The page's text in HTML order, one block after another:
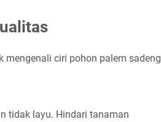
mengenali ciri pohon palem sadeng
tidak layu. Hindari tanaman